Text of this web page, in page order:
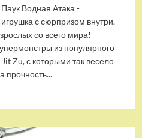
Водная Атака -
с сюрпризом внутри,
со всего мира!
из популярного
Zu, с которыми так весело
прочность...